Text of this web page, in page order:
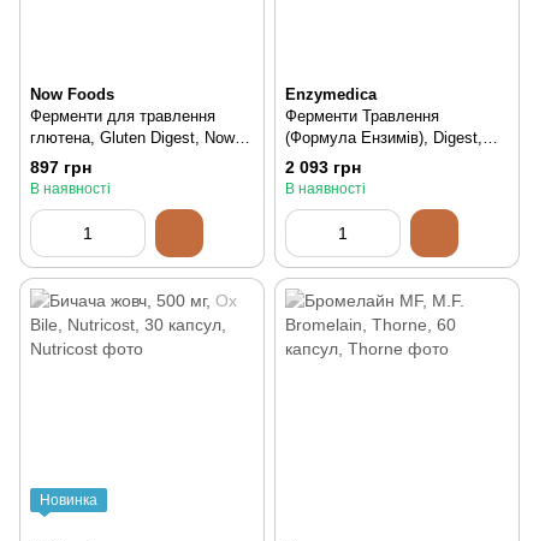
Now Foods
Ферменти для травлення
глютена, Gluten Digest, Now
Foods, 60 вегетаріанських
капсул, 60 шт
897 грн
В наявності
Enzymedica
Ферменти Травлення
(Формула Ензимів), Digest,
Enzymedica, 180 капсул, 180
шт
2 093 грн
В наявності
Новинка